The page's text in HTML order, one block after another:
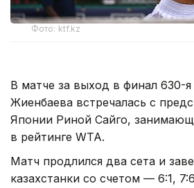
Фото: ktf.kz
В матче за выход в финал 630-
Жиенбаева встречалась с
Японии Риной Сайго,
в рейтинге WTA.
Матч продлился два сета и
казахстанки со счетом — 6:1,